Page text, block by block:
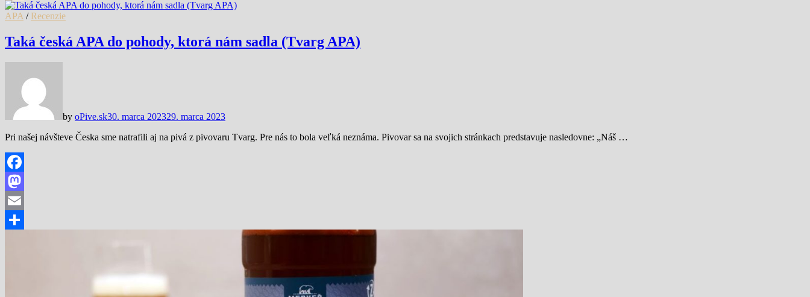
Share
APA / Recenzie
Taká česká APA do pohody, ktorá nám sadla (Tvarg APA)
by oPive.sk30. marca 202329. marca 2023
Pri našej návšteve Česka sme natrafili aj na pivá z pivovaru Tvarg. Pre nás to bola veľká neznáma. Pivovar sa na svojich stránkach predstavuje nasledovne: „Náš …
Facebook
Mastodon
Email